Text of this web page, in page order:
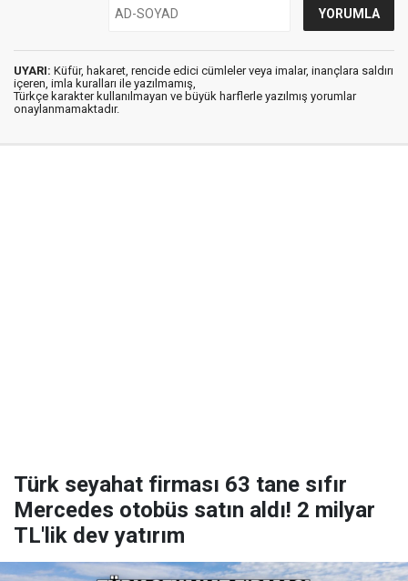
UYARI: Küfür, hakaret, rencide edici cümleler veya imalar, inançlara saldırı
içeren, imla kuralları ile yazılmamış,
Türkçe karakter kullanılmayan ve büyük harflerle yazılmış yorumlar
onaylanmamaktadır.
Türk seyahat firması 63 tane sıfır
Mercedes otobüs satın aldı! 2 milyar
TL'lik dev yatırım